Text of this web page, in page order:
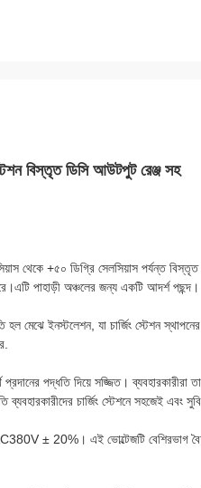
বিস্তৃত ডিসি আউটপুট রেঞ্জ সহ
থেকে +৫০ ডিগ্রি সেলসিয়াস পর্যন্ত
পাহাড়ী অঞ্চলের জন্য একটি আদর্শ পছন্দ।
হল মেঝে ইনস্টলেশন, যা চার্জিং স্টেশন
পদ্ধতি দিয়ে সজ্জিত।
চার্জিং স্টেশনে সহজেই এবং
± 20%। এই ভোল্টেজটি বেশিরভাগ